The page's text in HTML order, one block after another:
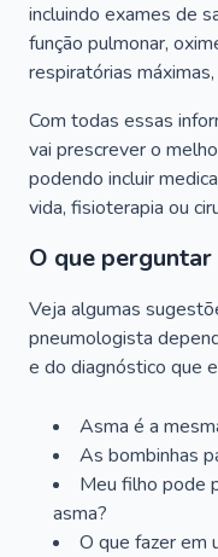
incluindo exames de
função pulmonar,
respiratórias
Com todas essas
vai prescrever o
podendo incluir
vida, fisioterapia ou
O que
Veja algumas
pneumologista
e do diagnóstico que
Asma é a
As bombinhas
Meu filho pode
asma?
O que fazer em